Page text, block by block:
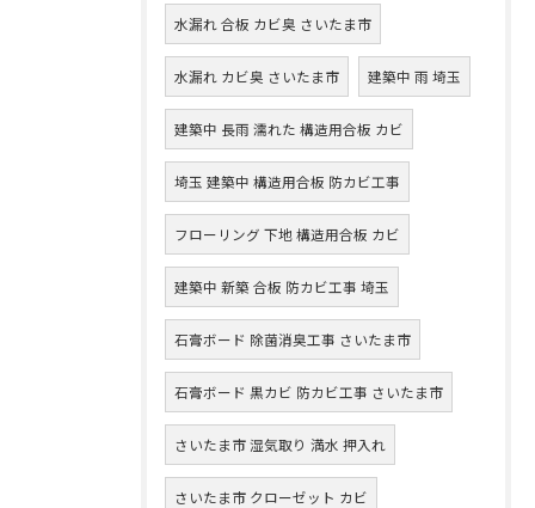
水漏れ 合板 カビ臭 さいたま市
水漏れ カビ臭 さいたま市 建築中 雨 埼玉
建築中 長雨 濡れた 構造用合板 カビ
埼玉 建築中 構造用合板 防カビ工事
フローリング 下地 構造用合板 カビ
建築中 新築 合板 防カビ工事 埼玉
石膏ボード 除菌消臭工事 さいたま市
石膏ボード 黒カビ 防カビ工事 さいたま市
さいたま市 湿気取り 満水 押入れ
さいたま市 クローゼット カビ